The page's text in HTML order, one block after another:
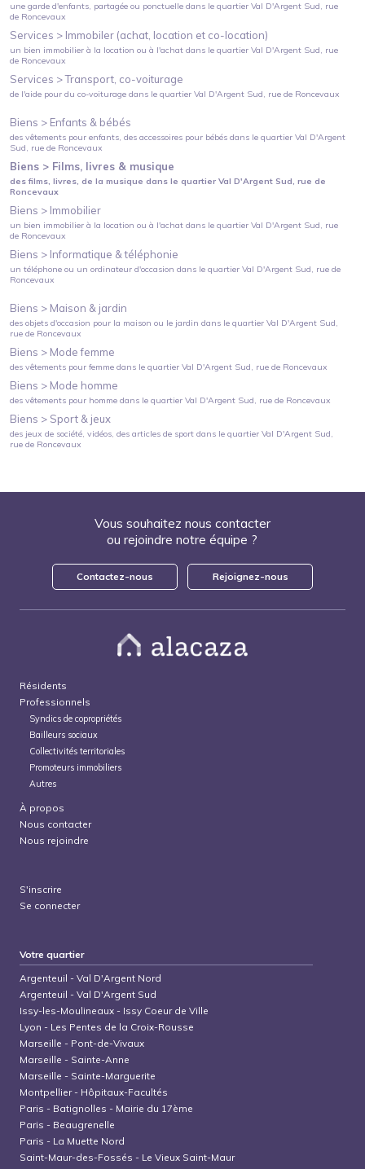
une garde d'enfants, partagée ou ponctuelle dans le quartierVal D'Argent Sud, rue
de Roncevaux
Services > Immobiler (achat, location et co-location)
un bien immobilier à la location ou à l'achat dans le quartierVal D'Argent Sud, rue
de Roncevaux
Services >Transport, co-voiturage
de l'aide pour du co-voiturage dans le quartierVal D'Argent Sud, rue de Roncevaux
Biens > Enfants & bébés
des vêtements pour enfants, des accessoires pour bébés dans le quartierVal D'Argent
Sud, rue de Roncevaux
Biens > Films, livres & musique
des films, livres, de la musique dans le quartierVal D'Argent Sud, rue de
Roncevaux
Biens > Immobilier
un bien immobilier à la location ou à l'achat dans le quartierVal D'Argent Sud, rue
de Roncevaux
Biens > Informatique & téléphonie
un téléphone ou un ordinateur d'occasion dans le quartierVal D'Argent Sud, rue de
Roncevaux
Biens > Maison & jardin
des objets d'occasion pour la maison ou le jardin dans le quartierVal D'Argent Sud,
rue de Roncevaux
Biens > Mode femme
des vêtements pour femme dans le quartierVal D'Argent Sud, rue de Roncevaux
Biens > Mode homme
des vêtements pour homme dans le quartierVal D'Argent Sud, rue de Roncevaux
Biens > Sport & jeux
des jeux de société, vidéos, des articles de sport dans le quartierVal D'Argent Sud,
rue de Roncevaux
Vous souhaitez nous contacter
ou rejoindre notre équipe ?
Contactez-nous Rejoignez-nous
Résidents
Professionnels
Syndics de copropriétés
Bailleurs sociaux
Collectivités territoriales
Promoteurs immobiliers
Autres
À propos
Nous contacter
Nous rejoindre
S'inscrire
Se connecter
Votre quartier
Argenteuil -Val D'Argent Nord
Argenteuil -Val D'Argent Sud
Issy-les-Moulineaux - Issy Coeur de Ville
Lyon - Les Pentes de la Croix-Rousse
Marseille - Pont-de-Vivaux
Marseille - Sainte-Anne
Marseille - Sainte-Marguerite
Montpellier- Hôpitaux-Facultés
Paris - Batignolles - Mairie du 17ème
Paris - Beaugrenelle
Paris - La Muette Nord
Saint-Maur-des-Fossés - Le Vieux Saint-Maur